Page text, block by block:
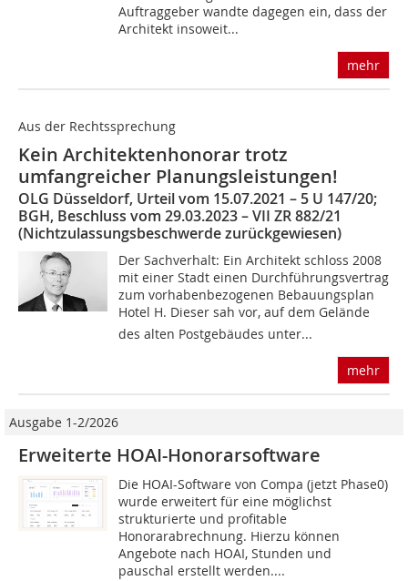
Auftraggeber wandte dagegen ein, dass der
Architekt insoweit...
mehr
Aus der Rechtssprechung
Kein Architektenhonorar trotz
umfangreicher Planungsleistungen!
OLG Düsseldorf, Urteil vom 15.07.2021 – 5 U 147/20;
BGH, Beschluss vom 29.03.2023 – VII ZR 882/21
(Nichtzulassungsbeschwerde zurückgewiesen)
Der Sachverhalt: Ein Architekt schloss 2008
mit einer Stadt einen Durchführungsvertrag
zum vorhabenbezogenen Bebauungsplan
Hotel H. Dieser sah vor, auf dem Gelände
des alten Postgebäudes unter...
mehr
Ausgabe 1-2/2026
Erweiterte HOAI-Honorarsoftware
Die HOAI-Software von Compa (jetzt Phase0)
wurde erweitert für eine möglichst
strukturierte und profitable
Honorarabrechnung. Hierzu können
Angebote nach HOAI, Stunden und
pauschal erstellt werden....